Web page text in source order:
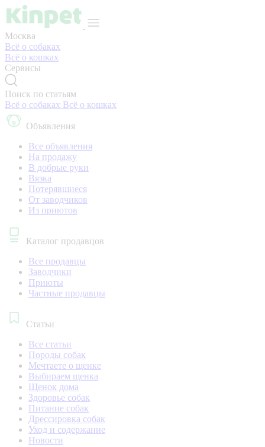
Москва
Всё о собаках
Всё о кошках
Сервисы
Поиск по статьям
Всё о собаках Всё о кошках
Объявления
Все объявления
На продажу
В добрые руки
Вязка
Потерявшиеся
От заводчиков
Из приютов
Каталог продавцов
Все продавцы
Заводчики
Приюты
Частные продавцы
Статьи
Все статьи
Породы собак
Мечтаете о щенке
Выбираем щенка
Щенок дома
Здоровье собак
Питание собак
Дрессировка собак
Уход и содержание
Новости